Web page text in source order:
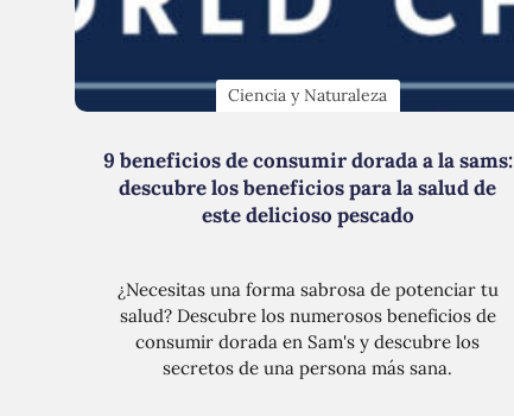
Ciencia y Naturaleza
9 beneficios de consumir dorada a la sams:
descubre los beneficios para la salud de
este delicioso pescado
¿Necesitas una forma sabrosa de potenciar tu
salud? Descubre los numerosos beneficios de
consumir dorada en Sam's y descubre los
secretos de una persona más sana.